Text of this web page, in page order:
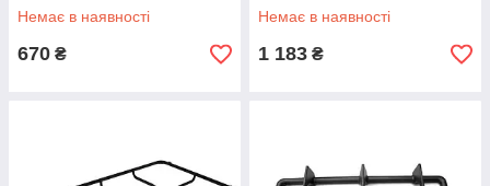
Немає в наявності
670 ₴
Немає в наявності
1 183 ₴